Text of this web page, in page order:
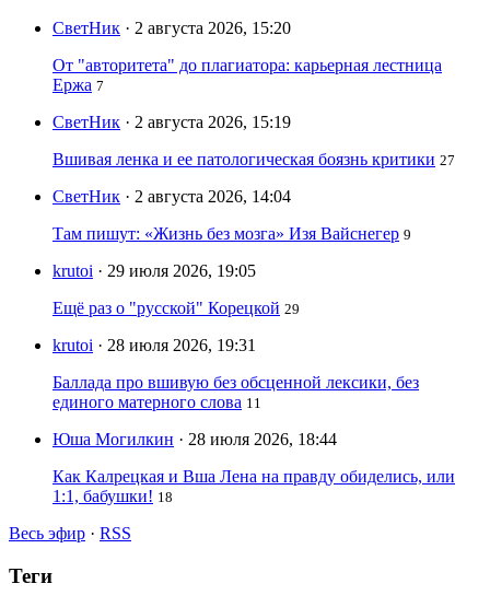
СветНик · 2 августа 2026, 15:20
От "авторитета" до плагиатора: карьерная лестница
Ержа 7
СветНик · 2 августа 2026, 15:19
Вшивая ленка и ее патологическая боязнь критики 27
СветНик · 2 августа 2026, 14:04
Там пишут: «Жизнь без мозга» Изя Вайснегер 9
krutoi · 29 июля 2026, 19:05
Ещё раз о "русской" Корецкой 29
krutoi · 28 июля 2026, 19:31
Баллада про вшивую без обсценной лексики, без
единого матерного слова 11
Юша Могилкин · 28 июля 2026, 18:44
Как Калрецкая и Вша Лена на правду обиделись, или
1:1, бабушки! 18
Весь эфир · RSS
Теги